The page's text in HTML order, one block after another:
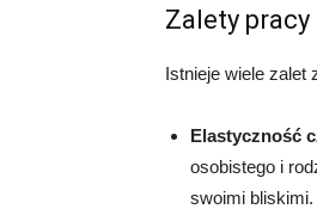
Zalety
Istnieje wiele zalet
Elastyczność
osobistego i
swoimi bliskimi.